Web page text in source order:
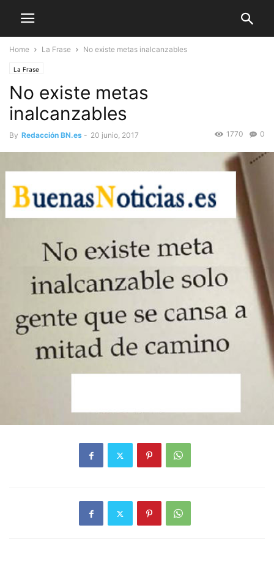
Home La Frase No existe metas inalcanzables
La Frase
No existe metas
inalcanzables
By Redacción BN.es - 20 junio, 2017 0
1770